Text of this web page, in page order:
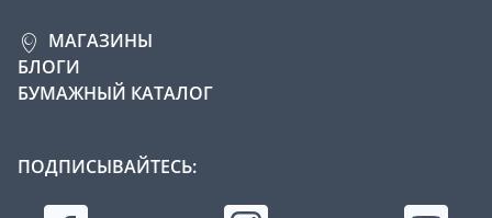
МАГАЗИНЫ
БЛОГИ
БУМАЖНЫЙ КАТАЛОГ
ПОДПИСЫВАЙТЕСЬ: